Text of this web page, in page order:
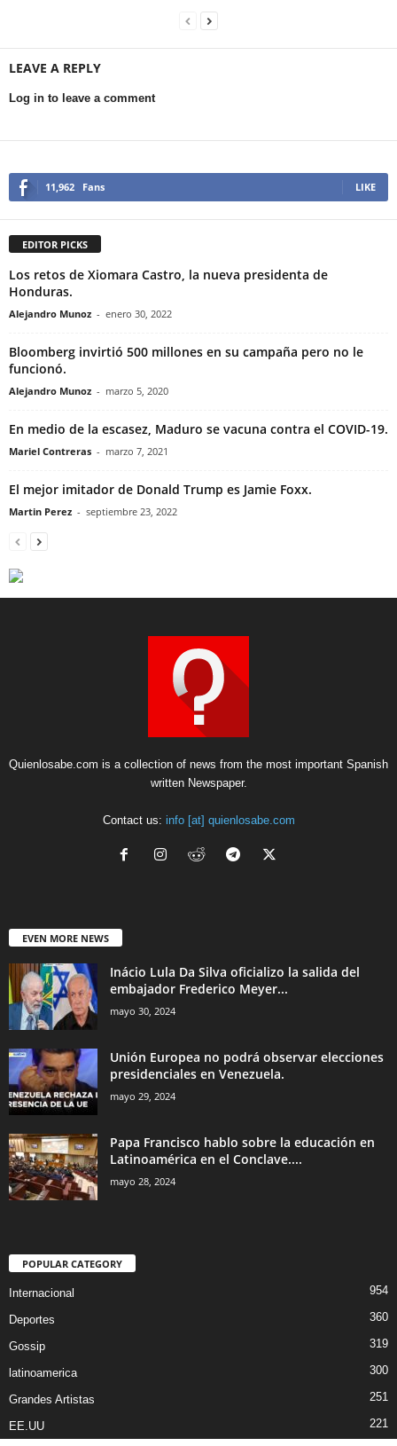
LEAVE A REPLY
Log in to leave a comment
11,962 Fans LIKE
EDITOR PICKS
Los retos de Xiomara Castro, la nueva presidenta de
Honduras.
Alejandro Munoz - enero 30, 2022
Bloomberg invirtió 500 millones en su campaña pero no le
funcionó.
Alejandro Munoz - marzo 5, 2020
En medio de la escasez, Maduro se vacuna contra el COVID-19.
Mariel Contreras - marzo 7, 2021
El mejor imitador de Donald Trump es Jamie Foxx.
Martin Perez - septiembre 23, 2022
Quienlosabe.com is a collection of news from the most important Spanish
written Newspaper.
Contact us: info [at] quienlosabe.com
EVEN MORE NEWS
Inácio Lula Da Silva oficializo la salida del
embajador Frederico Meyer...
mayo 30, 2024
Unión Europea no podrá observar elecciones
presidenciales en Venezuela.
mayo 29, 2024
Papa Francisco hablo sobre la educación en
Latinoamérica en el Conclave....
mayo 28, 2024
POPULAR CATEGORY
Internacional 954
Deportes 360
Gossip 319
latinoamerica 300
Grandes Artistas 251
EE.UU 221